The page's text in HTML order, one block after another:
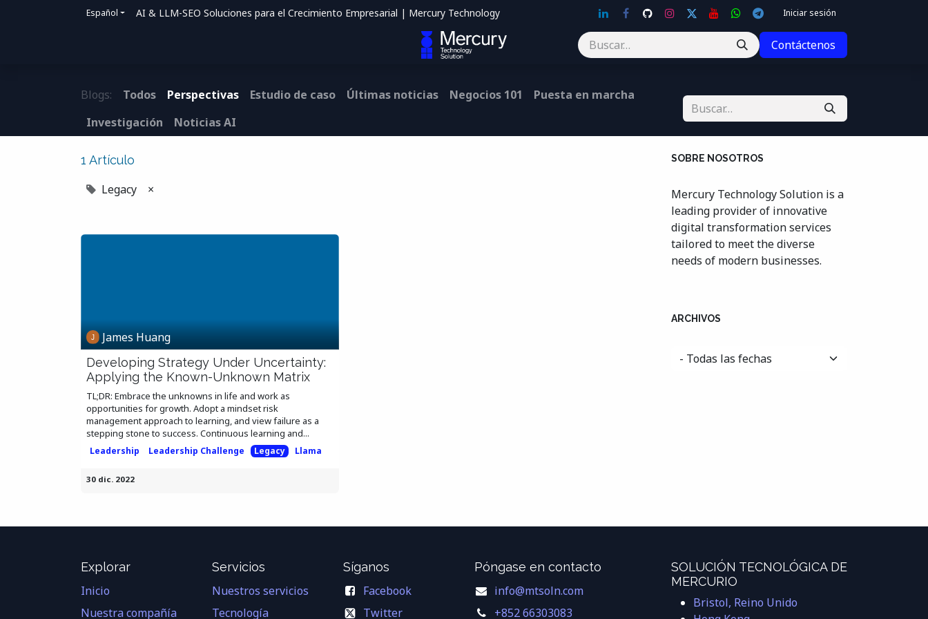
Español AI & LLM-SEO Soluciones para el Crecimiento Empresarial | Mercury Technology Iniciar sesión
Contáctenos
Blogs: Todos Perspectivas Estudio de caso Últimas noticias Negocios 101
Puesta en marcha
Investigación
Noticias AI
1 Artículo
Legacy ×
James Huang
Developing Strategy Under Uncertainty:
Applying the Known-Unknown Matrix
TL;DR: Embrace the unknowns in life and work as
opportunities for growth. Adopt a mindset risk
management approach to learning, and view failure as a
stepping stone to success. Continuous learning and...
Leadership Leadership Challenge Legacy Llama
30 dic. 2022
SOBRE NOSOTROS
Mercury Technology Solution is a
leading provider of innovative
digital transformation services
tailored to meet the diverse
needs of modern businesses.
ARCHIVOS
Explorar
Inicio
Nuestra compañía
Servicios
Nuestros servicios
Tecnología
Síganos
Facebook
Twitter
Póngase en contacto
info@mtsoln.com
+852 66303083
SOLUCIÓN TECNOLÓGICA DE
MERCURIO
Bristol, Reino Unido